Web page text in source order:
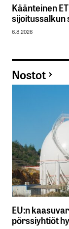
Käänteinen
sijoitussalkun
6.8.2026
Nostot
EU:n
pörssiyhtiöt